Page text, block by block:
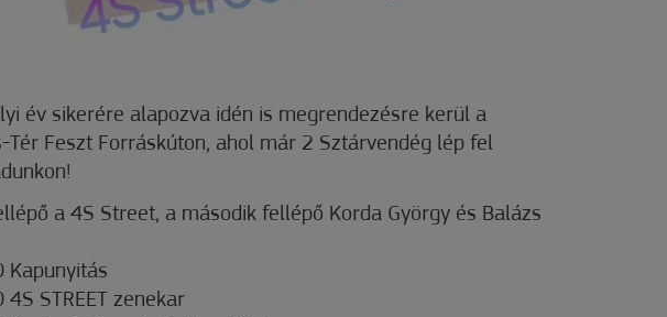
év sikerére alapozva idén is megrendezésre kerül a
Tér Feszt Forráskúton, ahol már 2 Sztárvendég lép fel
a 4S Street, a második fellépő Korda György és Balázs
Kapunyitás
STREET zenekar